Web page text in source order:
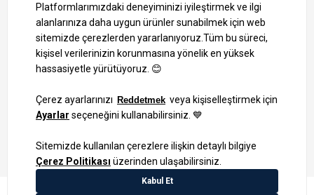
1000 TL ve Üzeri Alışverişlerinizde Kargo Bedava!
Bilgi Toplum Hizmetleri
KVKK Veri İşleme Politikamız
Site Haritası